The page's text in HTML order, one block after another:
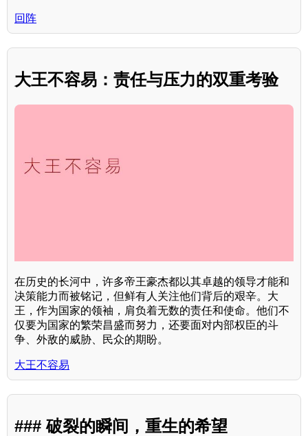
回阵
大王不容易：责任与压力的双重考验
在历史的长河中，许多帝王豪杰都以其卓越的领导才能和
决策能力而被铭记，但鲜有人关注他们背后的艰辛。大
王，作为国家的领袖，肩负着无数的责任和使命。他们不
仅要为国家的繁荣昌盛而努力，还要面对内部权臣的斗
争、外敌的威胁、民众的期盼。
大王不容易
### 破裂的瞬间，重生的希望